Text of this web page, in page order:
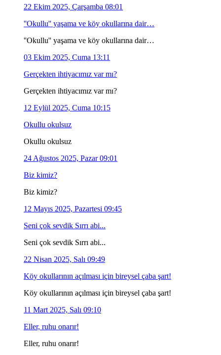
22 Ekim 2025, Çarşamba 08:01
''Okullu'' yaşama ve köy okullarına dair…
''Okullu'' yaşama ve köy okullarına dair…
03 Ekim 2025, Cuma 13:11
Gerçekten ihtiyacımız var mı?
Gerçekten ihtiyacımız var mı?
12 Eylül 2025, Cuma 10:15
Okullu okulsuz
Okullu okulsuz
24 Ağustos 2025, Pazar 09:01
Biz kimiz?
Biz kimiz?
12 Mayıs 2025, Pazartesi 09:45
Seni çok sevdik Sırrı abi...
Seni çok sevdik Sırrı abi...
22 Nisan 2025, Salı 09:49
Köy okullarının açılması için bireysel çaba şart!
Köy okullarının açılması için bireysel çaba şart!
11 Mart 2025, Salı 09:10
Eller, ruhu onarır!
Eller, ruhu onarır!